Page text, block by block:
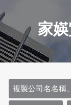
家
複製公司名名稱